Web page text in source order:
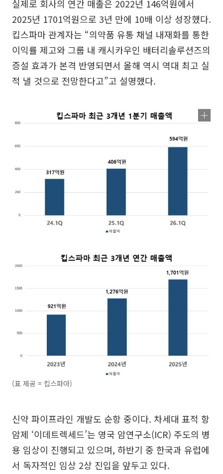
실제로 회사의 연간 매출은 2022년 146억원에서
2025년 1701억원으로 3년 만에 10배 이상 성장했다.
킵스파마 관계자는 “의약품 유통 채널 내재화를 통한
이익률 제고와 그룹 내 캐시카우인 배터리솔루션즈의
증설 효과가 본격 반영되면서 올해 역시 역대 최고 실
적 낼 것으로 전망한다고”고 설명했다.
(표 제공 = 킵스파마)
신약 파이프라인 개발도 순항 중이다. 차세대 표적 항
암제 ‘이데트렉세드’는 영국 암연구소(ICR) 주도의 병
용 임상이 진행되고 있으며, 하반기 중 한국과 유럽에
서 독자적인 임상 2상 진입을 앞두고 있다.